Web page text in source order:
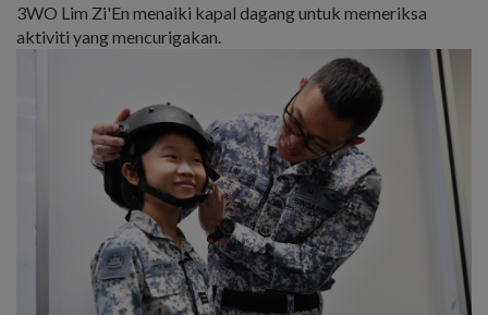
3WO Lim Zi'En menaiki kapal dagang untuk memeriksa
aktiviti yang mencurigakan.